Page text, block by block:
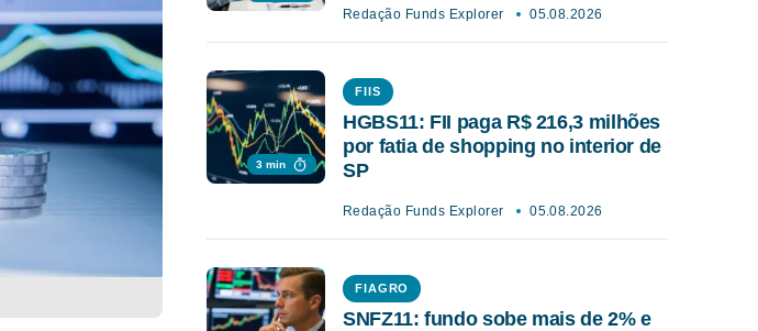
Redação Funds Explorer 05.08.2026
3 min
FIIS
HGBS11: FII paga R$ 216,3 milhões
por fatia de shopping no interior de
SP
Redação Funds Explorer 05.08.2026
FIAGRO
SNFZ11: fundo sobe mais de 2% e